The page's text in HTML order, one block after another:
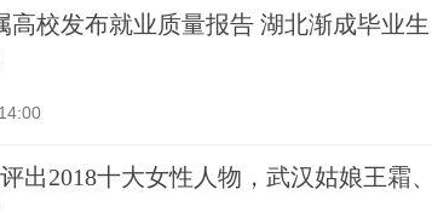
高校发布就业质量报告 湖北渐成毕业生
出2018十大女性人物，武汉姑娘王霜、